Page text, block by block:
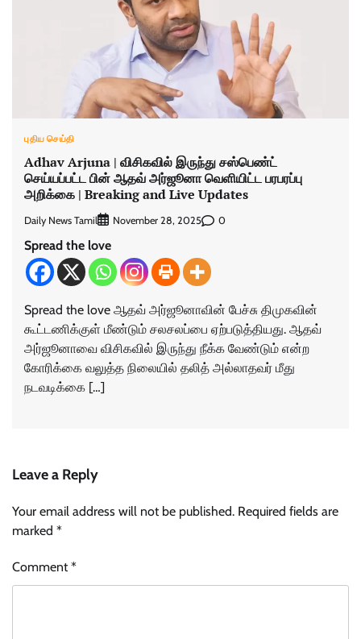
புதிய செய்தி
Adhav Arjuna | விசிகவில் இருந்து சஸ்பெண்ட்
செய்யப்பட்ட பின் ஆதவ் அர்ஜூனா வெளியிட்ட பரபரப்பு
அறிக்கை | Breaking and Live Updates
Daily News Tamil November 28, 2025 0
Spread the love
Spread the love ஆதவ் அர்ஜூனாவின் பேச்சு திமுகவின்
கூட்டணிக்குள் மீண்டும் சலசலப்பை ஏற்படுத்தியது. ஆதவ்
அர்ஜூனாவை விசிகவில் இருந்து நீக்க வேண்டும் என்ற
கோரிக்கை வலுத்த நிலையில் தலித் அல்லாதவர் மீது
நடவடிக்கை […]
Leave a Reply
Your email address will not be published. Required fields are
marked *
Comment*